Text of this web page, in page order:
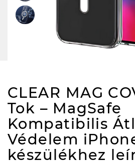
CLEAR MAG
Tok – MagSafe
Kompatibilis
Védelem
készülékhez